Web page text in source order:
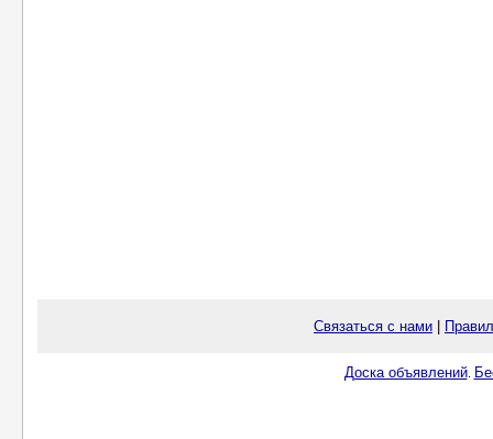
Связаться с нами
Доска объявлений.